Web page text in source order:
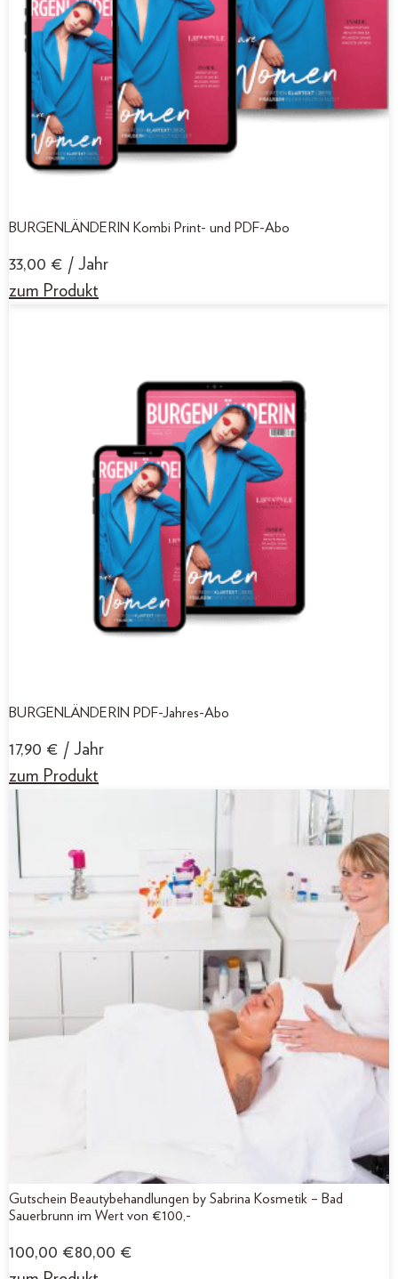
BURGENLÄNDERIN Kombi Print- und PDF-Abo
33,00 € / Jahr
zum Produkt
BURGENLÄNDERIN PDF-Jahres-Abo
17,90 € / Jahr
zum Produkt
Gutschein Beautybehandlungen by Sabrina Kosmetik – Bad
Sauerbrunn im Wert von €100,-
100,00 €80,00 €